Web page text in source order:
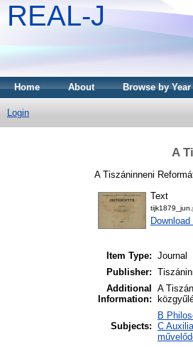
REAL-J
Home About Browse by Year
Login
A
A Tiszáninneni
Text
Item Type: Journal
Publisher:
Additional
Information:
A
Subjects:
B
C